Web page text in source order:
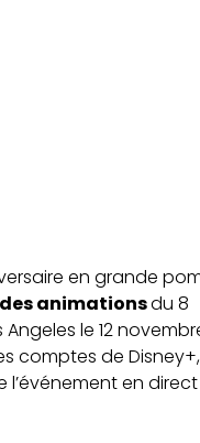
en grande
des animationsdu 8
le 12
comptes de Disney+,
l’événement en